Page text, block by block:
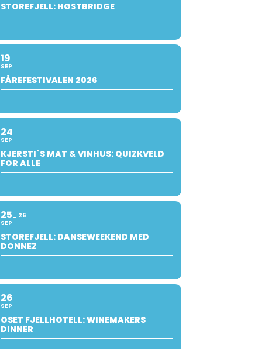
STOREFJELL: HØSTBRIDGE
19
SEP
FÅREFESTIVALEN 2026
24
SEP
KJERSTI`S MAT & VINHUS: QUIZKVELD
FOR ALLE
25
SEP
26
STOREFJELL: DANSEWEEKEND MED
DONNEZ
26
SEP
OSET FJELLHOTELL: WINEMAKERS
DINNER